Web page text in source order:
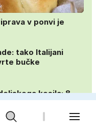
v ponvi je
tako Italijani
bučke
kosila: 8
jih vsi veselijo